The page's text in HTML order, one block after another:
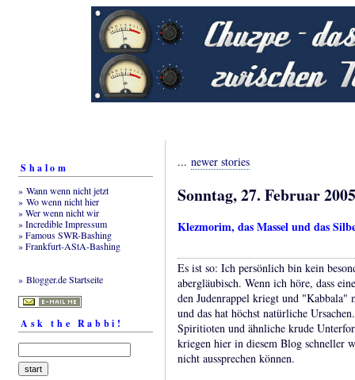
Shalom
» Wann wenn nicht jetzt
» Wo wenn nicht hier
» Wer wenn nicht wir
» Incredible Impressum
» Famous SWR-Bashing
» Frankfurt-AStA-Bashing
» Blogger.de Startseite
Ask the Rabbi!
... newer stories
Sonntag, 27. Februar 2005
Klezmorim, das Massel und das
Es ist so: Ich persönlich bin kein
abergläubisch. Wenn ich höre, dass
den Judenrappel kriegt und "Kabbala"
und das hat höchst natürliche
Spiritioten und ähnliche krude
kriegen hier in diesem Blog schneller
nicht aussprechen können.